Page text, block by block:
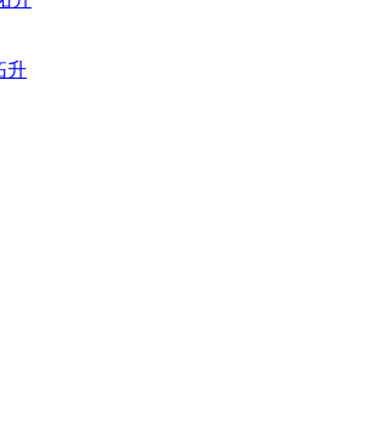
升